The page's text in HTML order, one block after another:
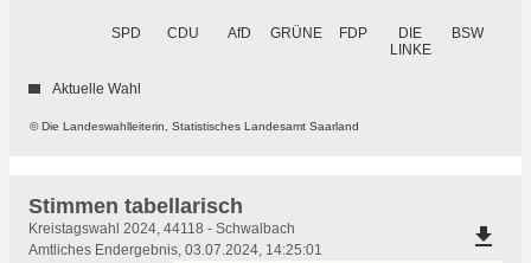
SPD CDU AfD GRÜNE FDP
DIE
LINKE
BSW
© Die Landeswahlleiterin, Statistisches Landesamt Saarland
Aktuelle Wahl
Stimmen tabellarisch
Stimmen
tabellarisch
Kreistagswahl 2024, 44118 - Schwalbach
Amtliches Endergebnis, 03.07.2024, 14:25:01
file_download